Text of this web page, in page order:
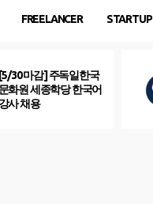
FREELANCER STARTUP
[5/30 마감] 주독일한국
문화원 세종학당 한국어
강사 채용